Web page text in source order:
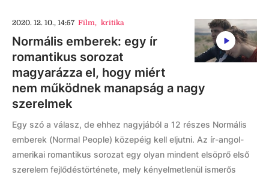
2020. 12. 10., 14:57 Film, kritika
Normális emberek: egy ír
romantikus sorozat
magyarázza el, hogy miért
nem működnek manapság a nagy
szerelmek
Egy szó a válasz, de ehhez nagyjából a 12 részes Normális
emberek (Normal People) közepéig kell eljutni. Az ír-angol-
amerikai romantikus sorozat egy olyan mindent elsöprő első
szerelem fejlődéstörténete, mely kényelmetlenül ismerős